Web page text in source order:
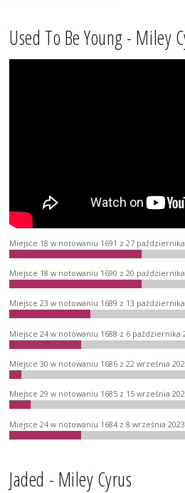
Used To Be Young - Miley
Miejsce 18 w notowaniu 1691 z 27
Miejsce 18 w notowaniu 1690 z 20
Miejsce 23 w notowaniu 1689 z 13
Miejsce 24 w notowaniu 1688 z 6 października
Miejsce 30 w notowaniu 1686 z 22 września
Miejsce 29 w notowaniu 1685 z 15 września
Miejsce 24 w notowaniu 1684 z 8 września
Jaded - Miley Cyrus